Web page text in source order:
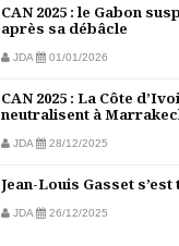
CAN 2025 : le Gabon
après sa débâcle
JDA 01/01/2026
CAN 2025 : La Côte
neutralisent à
JDA 28/12/2025
Jean-Louis Gasset s’est
JDA 26/12/2025